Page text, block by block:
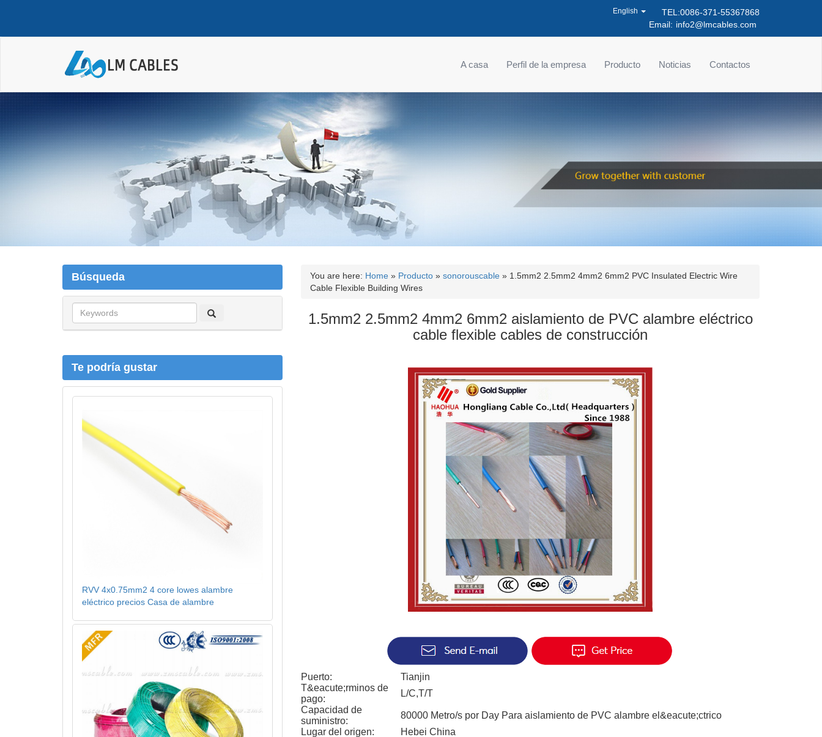
TEL:0086-371-55367868
Email: info2@lmcables.com
English
A casa Perfil de la empresa Producto Noticias Contactos
You are here: Home » Producto » sonorouscable » 1.5mm2 2.5mm2 4mm2 6mm2 PVC Insulated Electric Wire
Cable Flexible Building Wires
1.5mm2 2.5mm2 4mm2 6mm2 aislamiento de PVC alambre eléctrico
cable flexible cables de construcción
Puerto:
Tianjin
T&eacute;rminos de
pago:
L/C,T/T
Capacidad de
suministro:
80000 Metro/s por Day Para aislamiento de PVC alambre el&eacute;ctrico
Lugar del origen:
Hebei China
Búsqueda
ú
s
u
e
d
Te podría gustar
RVV 4x0.75mm2 4 core lowes alambre
eléctrico precios Casa de alambre